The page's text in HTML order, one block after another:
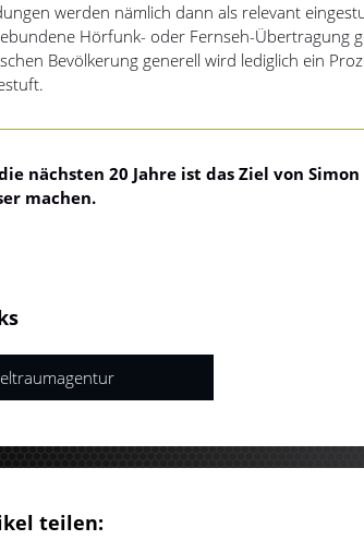
werden nämlich dann als relevant
Hörfunk- oder Fernseh-Übertragung
Bevölkerung generell wird lediglich ein
nächsten 20 Jahre ist das Ziel von
machen.
teilen: